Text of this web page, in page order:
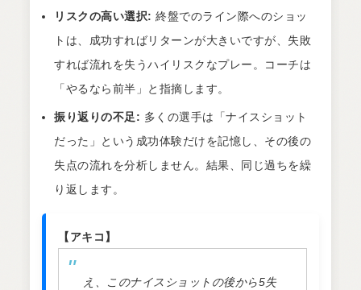
リスクの高い選択: 終盤でのライン際へのショッ
トは、成功すればリターンが大きいですが、失敗
すれば流れを失うハイリスクなプレー。コーチは
「やるなら前半」と指摘します。
振り返りの不足: 多くの選手は「ナイスショット
だった」という成功体験だけを記憶し、その後の
失点の流れを分析しません。結果、同じ過ちを繰
り返します。
【アキコ】
え、このナイスショットの後から5失